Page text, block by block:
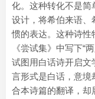
化。这种转化不是简
设计，将希伯来语、
惯的表达。这种诗性
《尝试集》中写下“
试图用白话诗开启文
言形式是白话，意境
合本诗篇的翻译，却